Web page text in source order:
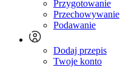
Przygotowanie
Przechowywanie
Podawanie
Dodaj przepis
Twoje konto